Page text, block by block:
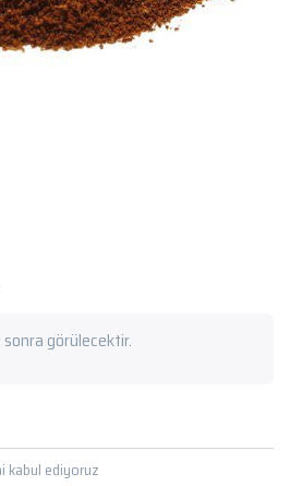
sonra görülecektir.
kabul ediyoruz